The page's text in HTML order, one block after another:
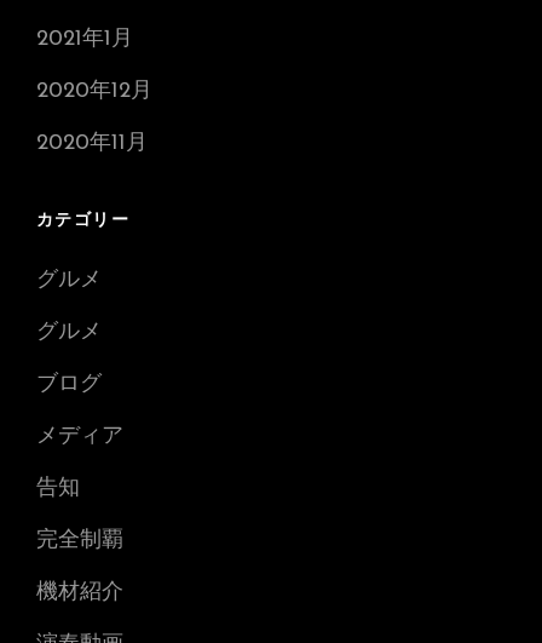
2021年1月
2020年12月
2020年11月
カテゴリー
グルメ
グルメ
ブログ
メディア
告知
完全制覇
機材紹介